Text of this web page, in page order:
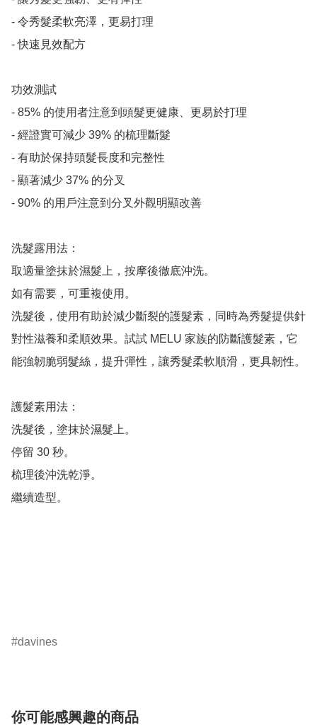
- 令秀髮柔軟亮澤，更易打理
- 快速見效配方
功效測試
- 85% 的使用者注意到頭髮更健康、更易於打理
- 經證實可減少 39% 的梳理斷髮
- 有助於保持頭髮長度和完整性
- 顯著減少 37% 的分叉
- 90% 的用戶注意到分叉外觀明顯改善
洗髮露用法：
取適量塗抹於濕髮上，按摩後徹底沖洗。
如有需要，可重複使用。
洗髮後，使用有助於減少斷裂的護髮素，同時為秀髮提供針
對性滋養和柔順效果。試試 MELU 家族的防斷護髮素，它
能強韌脆弱髮絲，提升彈性，讓秀髮柔軟順滑，更具韌性。
護髮素用法：
洗髮後，塗抹於濕髮上。
停留 30 秒。
梳理後沖洗乾淨。
繼續造型。
davines
你可能感興趣的商品